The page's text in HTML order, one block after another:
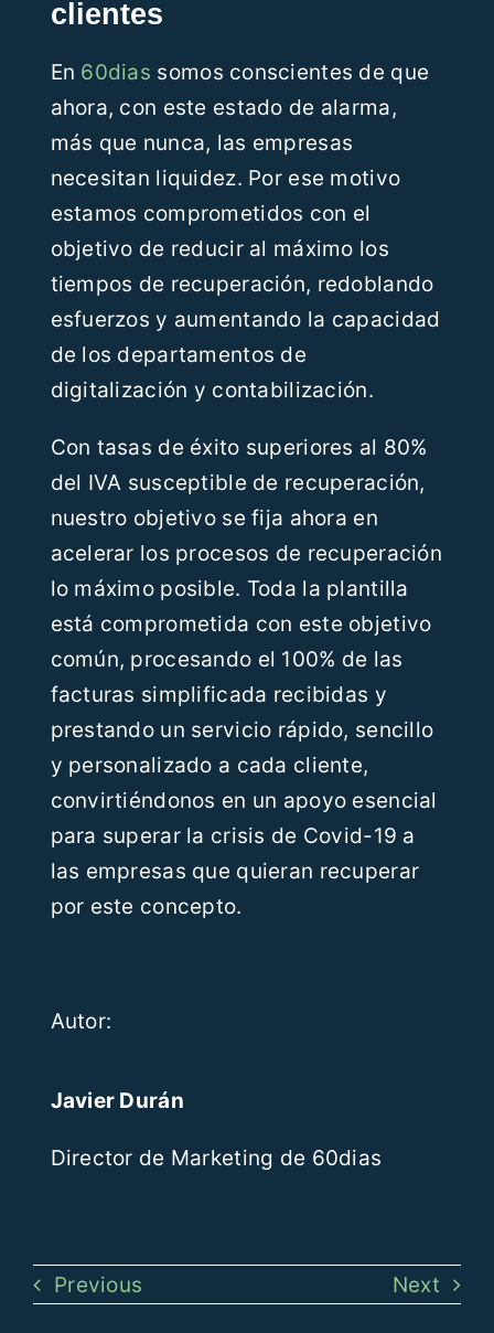
clientes
En 60dias somos conscientes de que
ahora, con este estado de alarma,
más que nunca, las empresas
necesitan liquidez. Por ese motivo
estamos comprometidos con el
objetivo de reducir al máximo los
tiempos de recuperación, redoblando
esfuerzos y aumentando la capacidad
de los departamentos de
digitalización y contabilización.
Con tasas de éxito superiores al 80%
del IVA susceptible de recuperación,
nuestro objetivo se fija ahora en
acelerar los procesos de recuperación
lo máximo posible. Toda la plantilla
está comprometida con este objetivo
común, procesando el 100% de las
facturas simplificada recibidas y
prestando un servicio rápido, sencillo
y personalizado a cada cliente,
convirtiéndonos en un apoyo esencial
para superar la crisis de Covid-19 a
las empresas que quieran recuperar
por este concepto.
Autor:
Javier Durán
Director de Marketing de 60dias
Previous Next